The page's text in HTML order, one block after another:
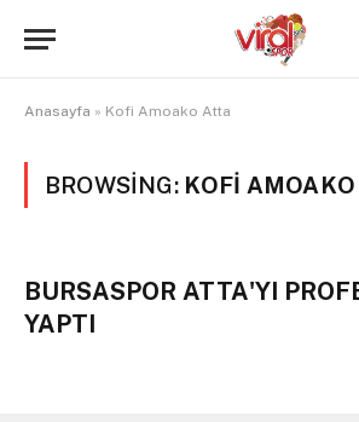
Anasayfa » Kofi Amoako Atta
BROWSING: KOFI
BURSASPOR ATTA'YI
YAPTI